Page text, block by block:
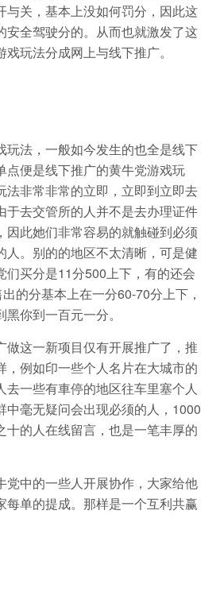
与关，基本上没如何罚分，因此这
安全驾驶分的。从而也就激发了这
玩法分成网上与线下推广。
玩法，一般如今发生的也全是线下
点便是线下推广的黄牛党游戏玩
法非常非常的立即，立即到立即去
于去交管所的人并不是去办理证件
因此她们非常容易的就触碰到必须
人。别的的地区不太清晰，可是健
们买分是11分500上下，有的还会
的分基本上在一分60-70分上下，
你到一百元一分。
做这一新项目仅有开展推广了，推
，例如印一些个人名片在大城市的
去一些有車停的地区往车里塞个人
中毫无疑问会出现必须的人，1000
十的人在线留言，也是一笔丰厚的
党中的一些人开展协作，大家给他
每单的提成。那样是一个互利共赢